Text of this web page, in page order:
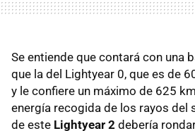
Se entiende que contará con una
que la del Lightyear 0, que es de
y le confiere un máximo de 625
energía recogida de los rayos del
de este Lightyear 2 debería